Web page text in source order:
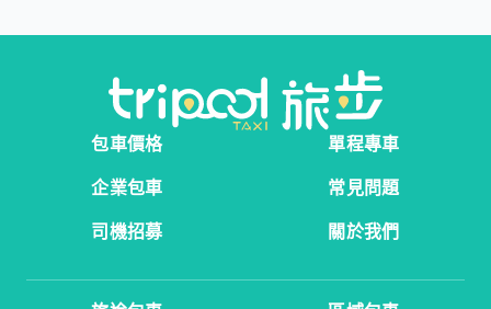
包車價格
單程專車
企業包車
常見問題
司機招募
關於我們